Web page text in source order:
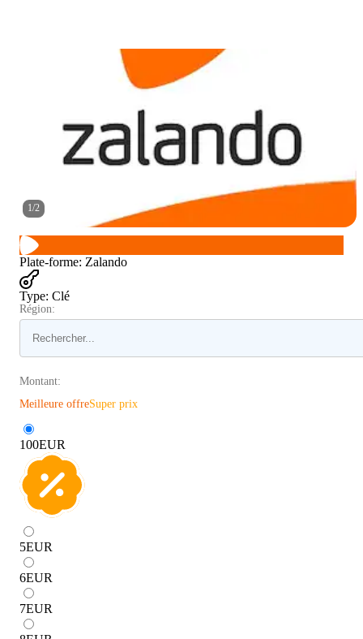
1/2
Plate-forme: Zalando
Type: Clé
Région:
Montant:
Meilleure offreSuper prix
100EUR
5EUR
6EUR
7EUR